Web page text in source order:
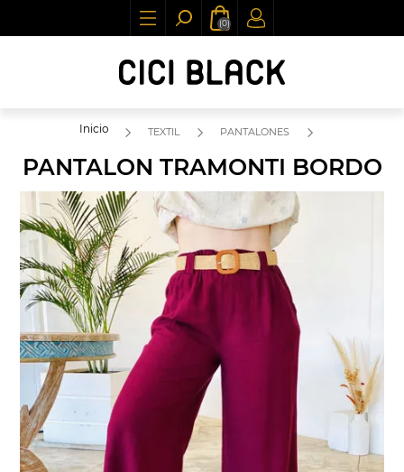
(0)
Inicio TEXTIL PANTALONES
PANTALON TRAMONTI BORDO